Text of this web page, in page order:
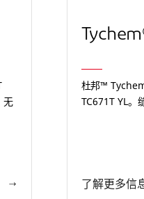
无
杜邦™
TC671T YL。
了解更多信